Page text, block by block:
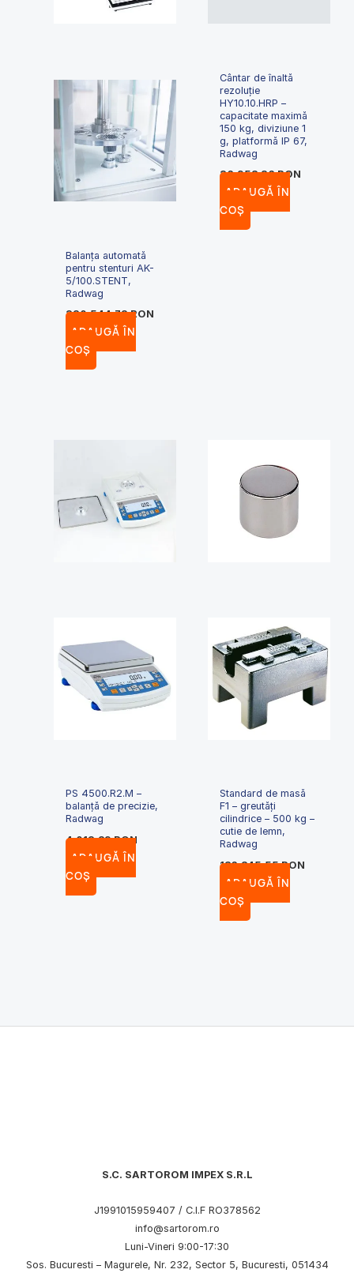
Balanța automată
pentru stenturi AK-
5/100.STENT,
Radwag
320,544.72RON
ADAUGĂ ÎN
COȘ
Cântar de înaltă
rezoluție
HY10.10.HRP –
capacitate maximă
150 kg, diviziune 1
g, platformă IP 67,
Radwag
36,958.26RON
ADAUGĂ ÎN
COȘ
PS 4500.R2.M –
balanță de precizie,
Radwag
4,013.89RON
ADAUGĂ ÎN
COȘ
Standard de masă
F1 – greutăți
cilindrice – 500 kg –
cutie de lemn,
Radwag
186,845.55RON
ADAUGĂ ÎN
COȘ
S.C. SARTOROM IMPEX S.R.L
J1991015959407 / C.I.F RO378562
info@sartorom.ro
Luni-Vineri 9:00-17:30
Sos. Bucuresti – Magurele, Nr. 232, Sector 5, Bucuresti, 051434